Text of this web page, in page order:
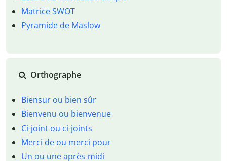
Matrice SWOT
Pyramide de Maslow
Orthographe
Biensur ou bien sûr
Bienvenu ou bienvenue
Ci-joint ou ci-joints
Merci de ou merci pour
Un ou une après-midi